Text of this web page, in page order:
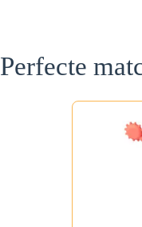
Perfecte